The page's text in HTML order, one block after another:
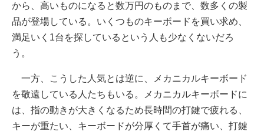
から、高いものになると数万円のものまで、数多くの製
品が登場している。いくつものキーボードを買い求め、
満足いく1台を探しているという人も少なくないだろ
う。
一方、こうした人気とは逆に、メカニカルキーボード
を敬遠している人たちもいる。メカニカルキーボードに
は、指の動きが大きくなるため長時間の打鍵で疲れる、
キーが重たい、キーボードが分厚くて手首が痛い、打鍵